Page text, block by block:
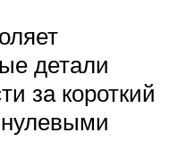
детали
за короткий
нулевыми